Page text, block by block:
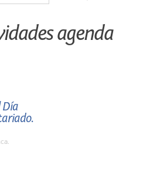
agenda
Día